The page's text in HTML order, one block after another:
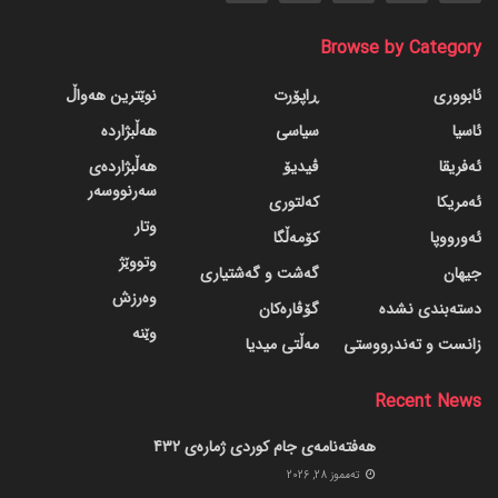
Browse by Category
ئابووری
ئاسیا
ئەفریقا
ئەمریکا
ئەورووپا
جیهان
دسته‌بندی نشده
زانست و تەندرووستی
ڕاپۆرت
سیاسی
ڤیدیۆ
کەلتوری
کۆمەڵگا
گه‌شت و گه‌شتیاری
گۆڤاره‌کان
مەڵتی میدیا
نوێترین هەواڵ
هەڵبژاردە
هەڵبژاردەی
سەرنووسەر
وتار
وتووێژ
وەرزش
وێنە
Recent News
هەفتەنامەی جام کوردی ژمارەی 432
ته‌مموز 28, 2026